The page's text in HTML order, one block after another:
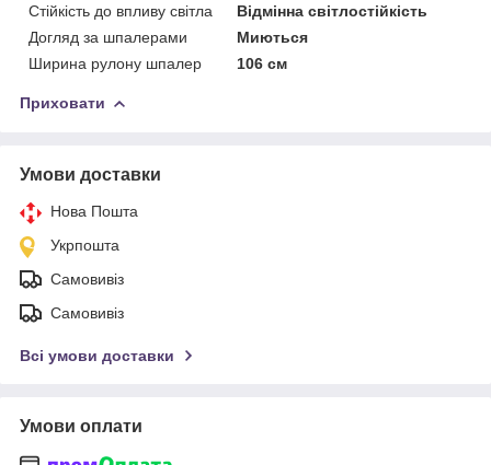
Стійкість до впливу світла
Відмінна світлостійкість
Догляд за шпалерами
Миються
Ширина рулону шпалер
106 см
Приховати
Умови доставки
Нова Пошта
Укрпошта
Самовивіз
Самовивіз
Всі умови доставки
Умови оплати